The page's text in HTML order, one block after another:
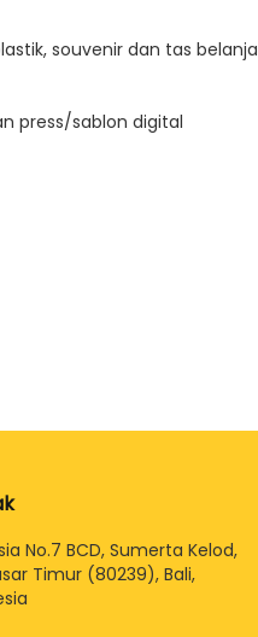
souvenir dan tas belanja
press/sablon digital
No.7 BCD, Sumerta Kelod,
Timur (80239), Bali,